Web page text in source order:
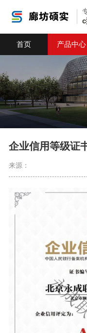
首页 产品中心
企业信用等级证
来源：